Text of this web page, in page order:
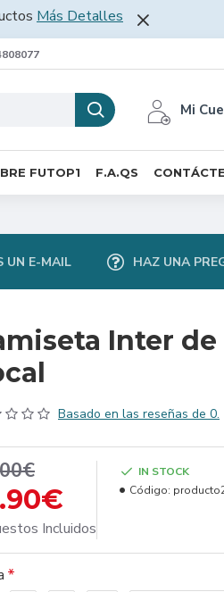
Más Detalles
Mi
FUTOP1 F.A.QS
UN E-MAIL HAZ UNA
Inter
Basado en las reseñas de 0.
Incluidos
IN STOCK
Código: